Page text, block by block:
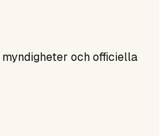
och officiella